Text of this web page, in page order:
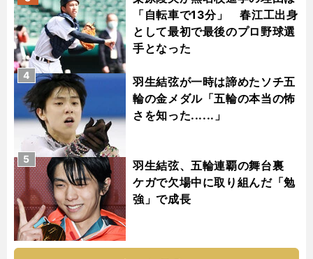
「自転車で13分」 春江工出身
として最初で最後のプロ野球選
手となった
羽生結弦が一時は諦めたソチ五
輪の金メダル「五輪の本当の怖
さを知った......」
4
羽生結弦、五輪連覇の舞台裏
ケガで欠場中に取り組んだ「勉
強」で成長
5